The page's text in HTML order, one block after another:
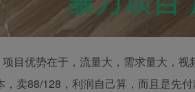
目优势在于，流量大，需求量大，
卖88/128，利润自己算，而且是先